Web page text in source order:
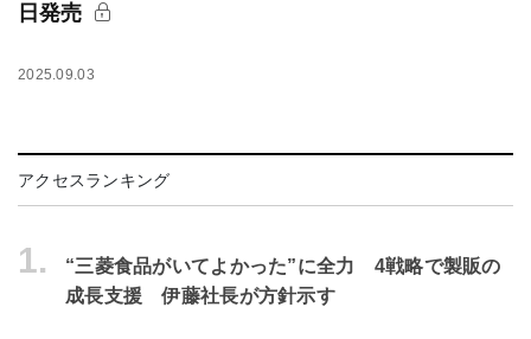
日発売
2025.09.03
アクセスランキング
1.
“三菱食品がいてよかった”に全力 4戦略で製販の
成長支援 伊藤社長が方針示す